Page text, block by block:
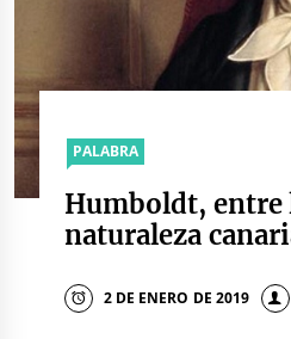
PALABRA
Humboldt, entre
naturaleza
2 DE ENERO DE 2019